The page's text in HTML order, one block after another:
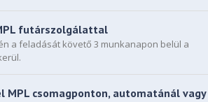
futárszolgálattal
a feladását követő 3 munkanapon belül a
MPL csomagponton, automatánál vagy